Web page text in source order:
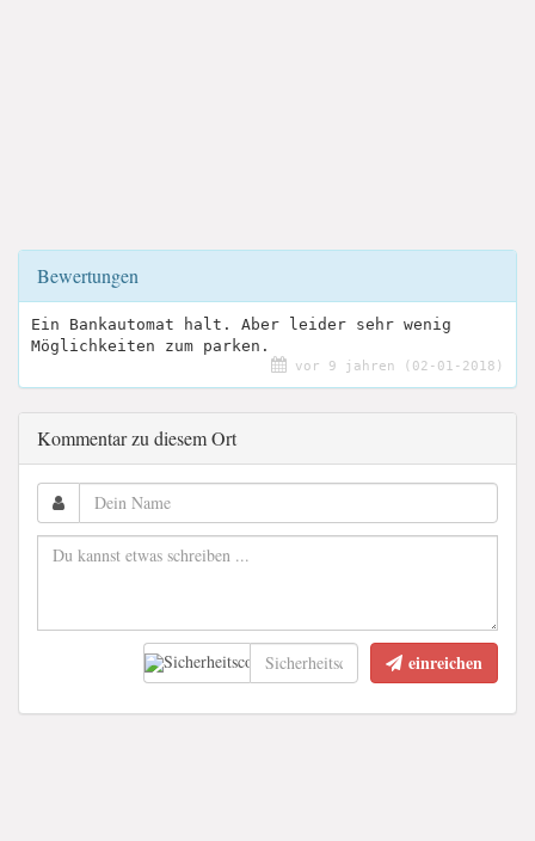
Bewertungen
Ein Bankautomat halt. Aber leider sehr wenig
Möglichkeiten zum parken.
vor 9 jahren (02-01-2018)
Kommentar zu diesem Ort
einreichen